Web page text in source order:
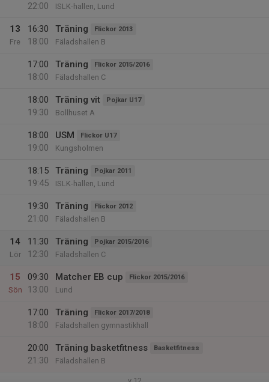
22:00
ISLK-hallen, Lund
13
Fre
16:30
18:00
Träning Flickor 2013
Fäladshallen B
17:00
18:00
Träning Flickor 2015/2016
Fäladshallen C
18:00
19:30
Träning vit Pojkar U17
Bollhuset A
18:00
19:00
USM Flickor U17
Kungsholmen
18:15
19:45
Träning Pojkar 2011
ISLK-hallen, Lund
19:30
21:00
Träning Flickor 2012
Fäladshallen B
14
Lör
11:30
12:30
Träning Pojkar 2015/2016
Fäladshallen C
15
Sön
09:30
13:00
Matcher EB cup Flickor 2015/2016
Lund
17:00
18:00
Träning Flickor 2017/2018
Fäladshallen gymnastikhall
20:00
21:30
Träning basketfitness Basketfitness
Fäladshallen B